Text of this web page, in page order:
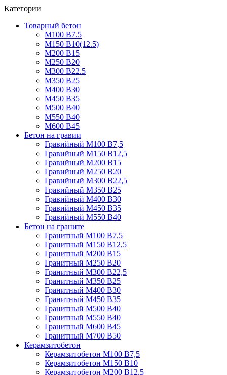
Категории
Товарный бетон
М100 В7.5
М150 В10(12.5)
М200 В15
М250 В20
М300 В22.5
М350 В25
М400 В30
М450 В35
М500 В40
М550 В40
М600 В45
Бетон на гравии
Гравийный М100 В7,5
Гравийный М150 В12,5
Гравийный М200 В15
Гравийный М250 В20
Гравийный М300 В22,5
Гравийный М350 В25
Гравийный М400 В30
Гравийный М450 В35
Гравийный М550 В40
Бетон на граните
Гранитный М100 В7,5
Гранитный М150 В12,5
Гранитный М200 В15
Гранитный М250 В20
Гранитный М300 В22,5
Гранитный М350 В25
Гранитный М400 В30
Гранитный М450 В35
Гранитный М500 В40
Гранитный М550 В40
Гранитный М600 В45
Гранитный М700 В50
Керамзитобетон
Керамзитобетон М100 В7,5
Керамзитобетон М150 В10
Керамзитобетон М200 В12,5